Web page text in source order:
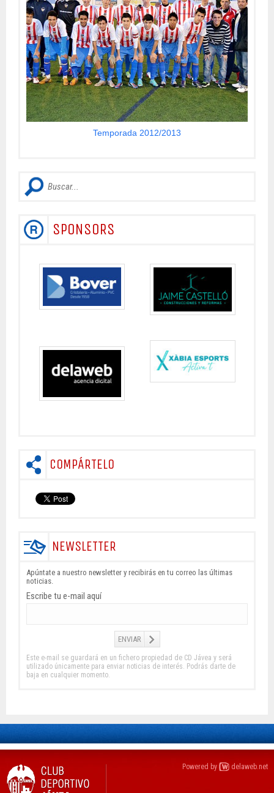
Temporada 2012/2013
SPONSORS
COMPÁRTELO
NEWSLETTER
Apúntate a nuestro newsletter y recibirás en tu correo las últimas
noticias.
Escribe tu e-mail aquí
Este e-mail se guardará en un fichero propiedad de CD Jávea y será
utilizado únicamente para enviar noticias de interés. Podrás darte de
baja en cualquier momento.
Powered by delaweb.net